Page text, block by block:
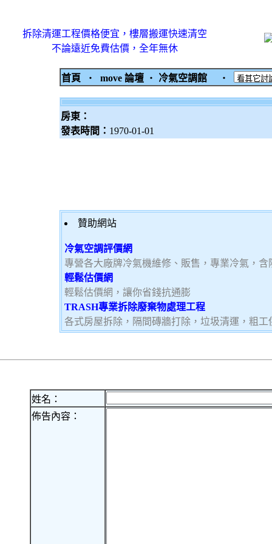
拆除清運工程價格便宜，樓層搬運快速清空
不論遠近免費估價，全年無休
首頁 ‧ move 論壇 ‧ 冷氣空調館 ‧
房東：
發表時間： 1970-01-01
贊助網站
冷氣空調評價網
專營各大廠牌冷氣機維修、販售，專業冷氣，
輕鬆估價網
輕鬆估價網，讓你省錢抗通膨
TRASH專業拆除廢棄物處理工程
各式房屋拆除，隔間磚牆打除，垃圾清運，粗工
姓名：
佈告內容：